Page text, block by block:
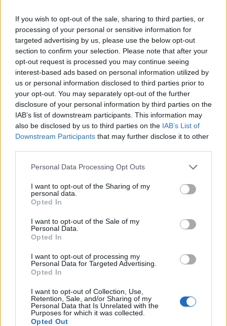
If you wish to opt-out of the sale, sharing to third parties, or
processing of your personal or sensitive information for
targeted advertising by us, please use the below opt-out
section to confirm your selection. Please note that after your
opt-out request is processed you may continue seeing
interest-based ads based on personal information utilized by
us or personal information disclosed to third parties prior to
your opt-out. You may separately opt-out of the further
disclosure of your personal information by third parties on the
IAB’s list of downstream participants. This information may
also be disclosed by us to third parties on the IAB’s List of
Downstream Participants that may further disclose it to other
Personal Data Processing Opt Outs
I want to opt-out of the Sharing of my
personal data.
Opted In
I want to opt-out of the Sale of my
Personal Data.
Opted In
I want to opt-out of processing my
Personal Data for Targeted Advertising.
Opted In
I want to opt-out of Collection, Use,
Retention, Sale, and/or Sharing of my
Personal Data that Is Unrelated with the
Purposes for which it was collected.
Opted Out
με THC και CBD
06/08/26 16:18
Apple: Προσφεύγει στη
Δικαιοσύνη κατά της OpenAI για
φερόμενη υπεξαίρεση εμπορικών
μυστικών
06/08/26|16:09
ΟΛΘ: Νέα επένδυση σε σύγχρονο
εξοπλισμό για μεγαλύτερη
αποδοτικότητα και
αναβαθμισμένες υπηρεσίες
ΟΤΕ: Για 8η συνεχόμενη χρονιά
ανάπτυξης FTSE4Good
Ιστορικό ρεκόρ για την AEGEAN
2 εκατ. επιβάτες μέσα σε έναν
μήνα